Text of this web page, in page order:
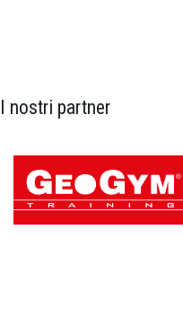
I nostri partner